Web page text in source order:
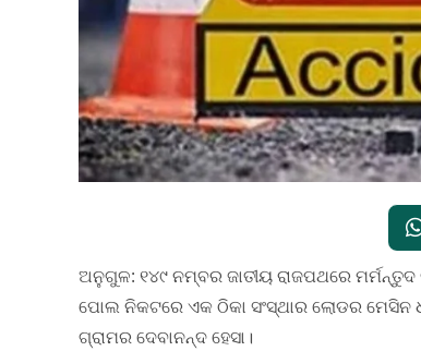
ଅନୁଗୁଳ: ୧୪୯ ନମ୍ବର ଜାତୀୟ ରାଜପଥରେ
ପୋଲ ନିକଟରେ ଏକ ଠିକା ସଂସ୍ଥାର ଲୋଡର ମେସିନ
ଗ୍ରାମର ଦେବାନନ୍ଦ ହେସା।